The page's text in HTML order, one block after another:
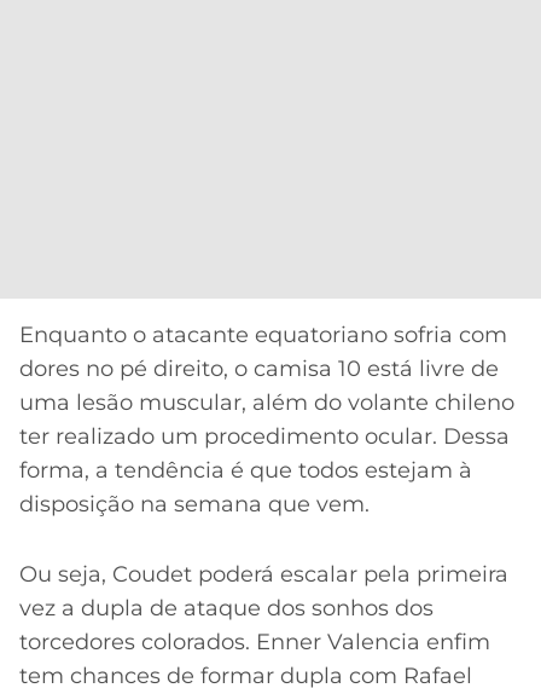
Enquanto o atacante equatoriano sofria com
dores no pé direito, o camisa 10 está livre de
uma lesão muscular, além do volante chileno
ter realizado um procedimento ocular. Dessa
forma, a tendência é que todos estejam à
disposição na semana que vem.
Ou seja, Coudet poderá escalar pela primeira
vez a dupla de ataque dos sonhos dos
torcedores colorados. Enner Valencia enfim
tem chances de formar dupla com Rafael